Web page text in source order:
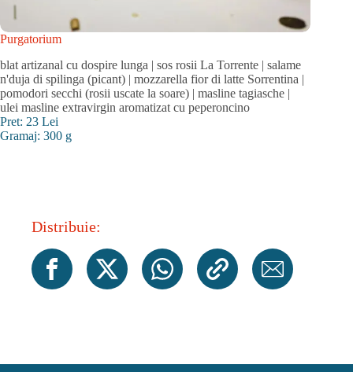
Purgatorium
blat artizanal cu dospire lunga | sos rosii La Torrente | salame
n'duja di spilinga (picant) | mozzarella fior di latte Sorrentina |
pomodori secchi (rosii uscate la soare) | masline tagiasche |
ulei masline extravirgin aromatizat cu peperoncino
Pret: 23 Lei
Gramaj: 300 g
Distribuie: